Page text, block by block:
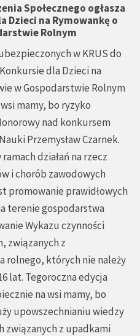
Społecznego ogłasza
Dzieci na Rymowankę o
Rolnym
w KRUS do
dla Dzieci na
w Gospodarstwie Rolnym
mamy, bo ryzyko
nad konkursem
Przemysław Czarnek.
działań na rzecz
i chorób zawodowych
promowanie prawidłowych
terenie gospodarstwa
Wykazu czynności
związanych z
rolnego, których nie należy
lat. Tegoroczna edycja
na wsi mamy, bo
upowszechnianiu wiedzy
związanych z upadkami